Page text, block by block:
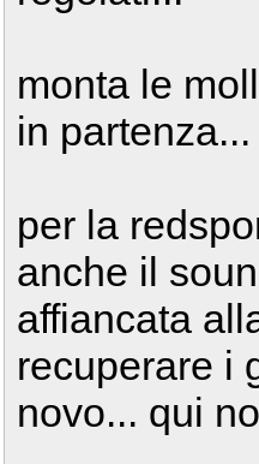
monta le
in partenza...
per la
anche il
affiancata
recuperare i
novo... qui